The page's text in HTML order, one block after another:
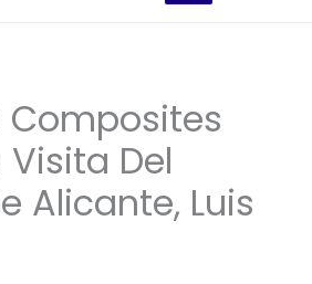
Composites
Visita Del
Alicante, Luis